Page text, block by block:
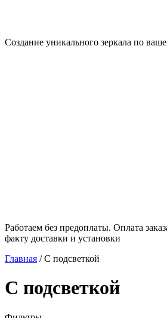
Создание уникального зеркала по
Работаем без предоплаты. Оплата
факту доставки и установки
Главная /С подсветкой
С подсветкой